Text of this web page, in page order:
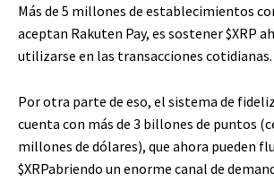
Más de 5 millones de establecimientos
aceptan Rakuten Pay, es sostener$XRP
utilizarse en las transacciones cotidianas.
Por otra parte de eso, el sistema de
cuenta con más de 3 billones de puntos
millones de dólares), que ahora pueden
$XRPabriendo un enorme canal de